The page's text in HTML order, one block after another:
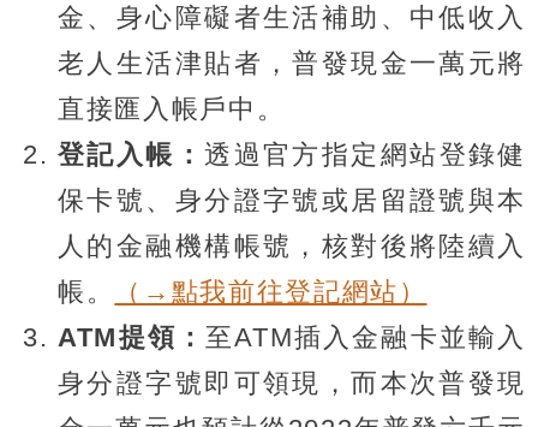
金、身心障礙者生活補助、中低收入
老人生活津貼者，普發現金一萬元將
直接匯入帳戶中。
登記入帳：透過官方指定網站登錄健
保卡號、身分證字號或居留證號與本
人的金融機構帳號，核對後將陸續入
帳。
（→點我前往登記網站）
ATM提領： 至ATM插入金融卡並輸入
身分證字號即可領現，而本次普發現